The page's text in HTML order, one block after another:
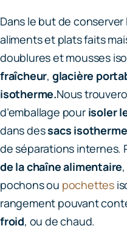
Dans le but de
aliments et plats faits
doublures et mousses
fraîcheur, glacière
isotherme.Nous
d’emballage pour isoler
dans dessacs
de séparations internes.
de la chaîne alimentaire
pochons ou pochettes
rangement pouvant
froid, ou de chaud.